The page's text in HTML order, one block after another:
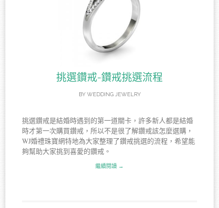
挑選鑽戒-鑽戒挑選流程
BY WEDDING JEWELRY
挑選鑽戒是結婚時遇到的第一道關卡，許多新人都是結婚
時才第一次購買鑽戒，所以不是很了解鑽戒該怎麼選購，
WJ婚禮珠寶網特地為大家整理了鑽戒挑選的流程，希望能
夠幫助大家挑到喜愛的鑽戒。
繼續閱讀 →